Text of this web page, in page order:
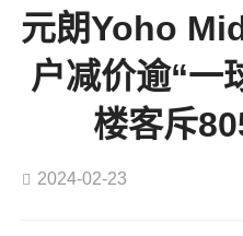
元朗Yoho
户减价逾“一
楼客斥
2024-02-23